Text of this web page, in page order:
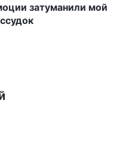
получает Его
затуманили мой